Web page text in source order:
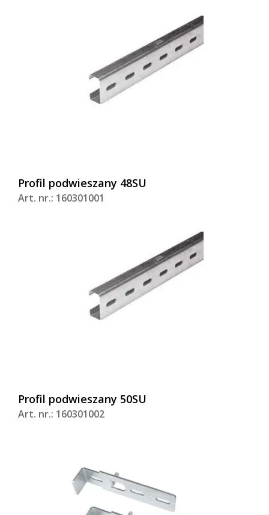
Profil podwieszany 48SU
Art. nr.: 160301001
Profil podwieszany 50SU
Art. nr.: 160301002